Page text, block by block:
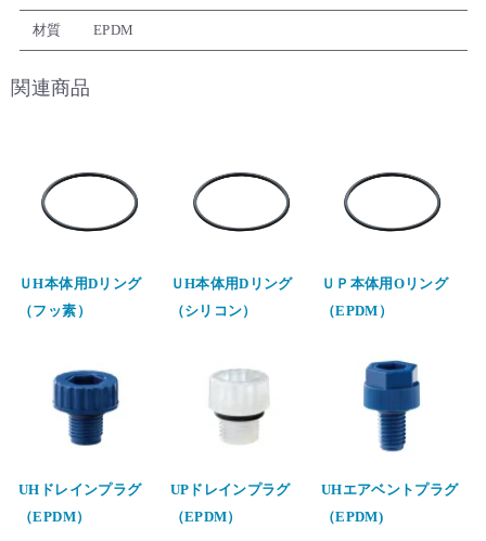
材質 EPDM
関連商品
ＵH本体用Dリング
（フッ素）
ＵH本体用Dリング
（シリコン）
ＵＰ本体用Oリング
（EPDM）
UHドレインプラグ
（EPDM）
UPドレインプラグ
（EPDM）
UHエアベントプラグ
（EPDM)